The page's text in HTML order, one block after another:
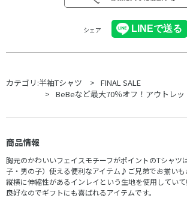
シェア
カテゴリ:半袖Tシャツ
FINAL SALE
BeBeなど最大70％オフ！アウトレッ
商品情報
胸元のかわいいフェイスモチーフがポイントのTシャツ
子・男の子）使える便利なアイテム♪ご兄弟でお揃いも
縦横に伸縮性があるインレイという生地を使用してい
良好なのでギフトにも喜ばれるアイテムです。